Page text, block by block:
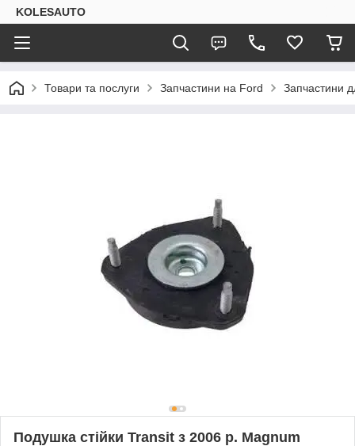
KOLESAUTO
Товари та послуги Запчастини на Ford Запчастини
Подушка стійки Transit з 2006 р. Magnum